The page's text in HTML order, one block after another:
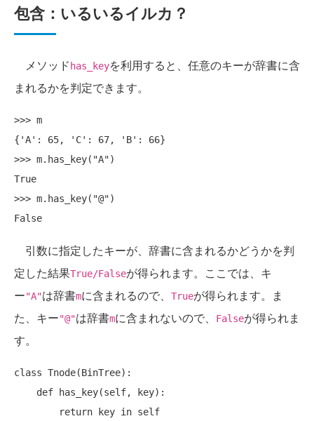
包含：いるいるイルカ？
メソッド has_keyを利用すると、任意のキーが辞書に含
まれるかを判定できます。
>>> m
{'A': 65, 'C': 67, 'B': 66}
>>> m.has_key("A")
True
>>> m.has_key("@")
引数に指定したキーが、辞書に含まれるかどうかを判
定した結果True/Falseが得られます。ここでは、キ
ー"A"は辞書mに含まれるので、 Trueが得られます。ま
た、キー"@"は辞書mに含まれないので、 Falseが得られま
す。
class Tnode(BinTree):